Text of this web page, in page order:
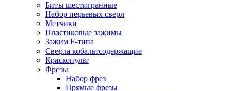
Биты шестигранные
Набор перьевых сверл
Метчики
Пластиковые зажимы
Зажим F-типа
Сверла кобальтсодержащие
Краскопульт
Фрезы
Набор фрез
Прямые фрезы